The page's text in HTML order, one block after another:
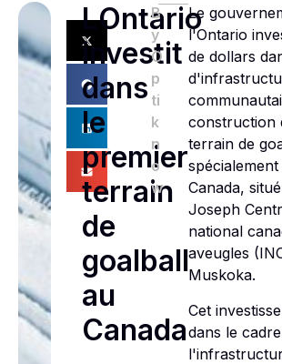
LOntario
investit
dans
le
premier
terrain
de
goalball
au
Canada
B
y
O
p
ti
k
n
o
w
Le
l'Ontario
de dollars
construction
terrain de
Canada,
Joseph
national
aveugles
Muskoka.
Cet
dans le